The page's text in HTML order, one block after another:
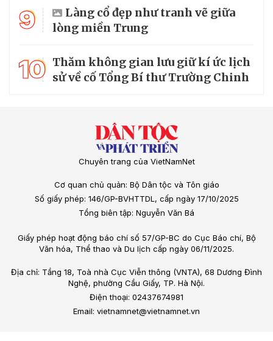
9
Làng cổ đẹp như tranh vẽ giữa
lòng miền Trung
10 Thăm không gian lưu giữ kí ức lịch
sử về cố Tổng Bí thư Trường Chinh
Chuyên trang của VietNamNet
Cơ quan chủ quản: Bộ Dân tộc và Tôn giáo
Số giấy phép: 146/GP-BVHTTDL, cấp ngày 17/10/2025
Tổng biên tập: Nguyễn Văn Bá
Giấy phép hoạt động báo chí số 57/GP-BC do Cục Báo chí, Bộ
Văn hóa, Thể thao và Du lịch cấp ngày 06/11/2025.
Địa chỉ: Tầng 18, Toà nhà Cục Viễn thông (VNTA), 68 Dương Đình
Nghệ, phường Cầu Giấy, TP. Hà Nội.
Điện thoại: 02437674981
Email: vietnamnet@vietnamnet.vn